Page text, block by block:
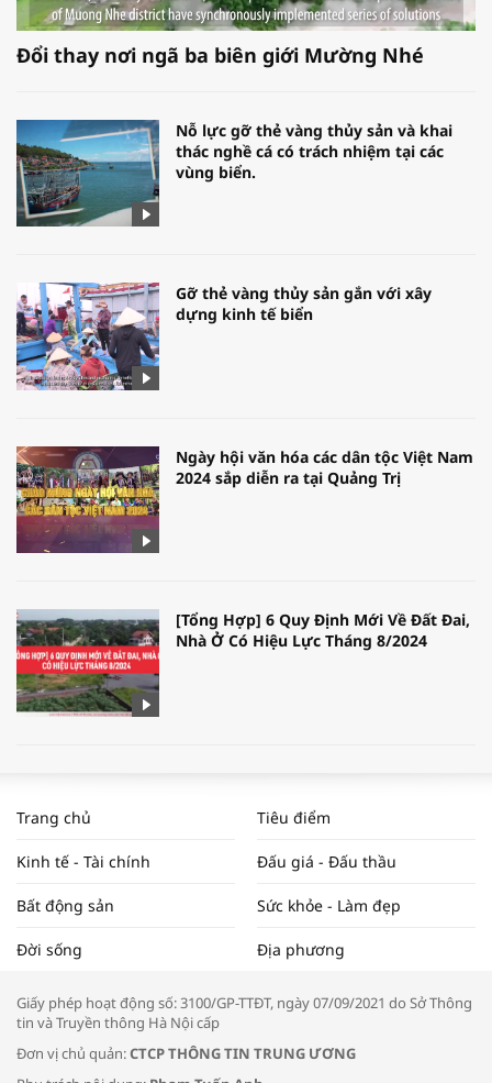
Đổi thay nơi ngã ba biên giới Mường Nhé
Nỗ lực gỡ thẻ vàng thủy sản và khai
thác nghề cá có trách nhiệm tại các
vùng biển.
Gỡ thẻ vàng thủy sản gắn với xây
dựng kinh tế biển
Ngày hội văn hóa các dân tộc Việt Nam
2024 sắp diễn ra tại Quảng Trị
[Tổng Hợp] 6 Quy Định Mới Về Đất Đai,
Nhà Ở Có Hiệu Lực Tháng 8/2024
NAM NĂM 2024 VÀ NĂM 2025 | NHỊP
ĐẬP THỊ TRƯỜNG #62
Tọa đàm “Xúc tiến thương mại: Khơi
Trang chủ Tiêu điểm
Kinh tế - Tài chính Đấu giá - Đấu thầu
Bất động sản Sức khỏe - Làm đẹp
Đời sống Địa phương
Giấy phép hoạt động số: 3100/GP-TTĐT, ngày 07/09/2021 do Sở Thông
tin và Truyền thông Hà Nội cấp
Đơn vị chủ quản:CTCP THÔNG TIN TRUNG ƯƠNG